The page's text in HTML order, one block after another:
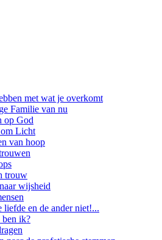
met wat je overkomt
Familie van nu
op God
Licht
van hoop
trouw
wijsheid
liefde en de ander niet!...
ben ik?